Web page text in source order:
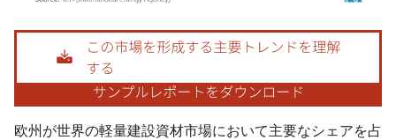
画像 © Mordor Intelligence。再利用にはCC BY 4.0の表示が必要です。
欧州が世界の軽量建設資材市場において主要なシェアを占